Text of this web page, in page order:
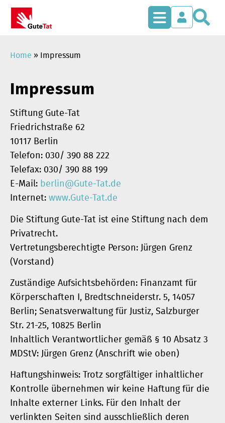
springen
Home » Impressum
Impressum
Stiftung Gute-Tat
Friedrichstraße 62
10117 Berlin
Telefon: 030/ 390 88 222
Telefax: 030/ 390 88 199
E-Mail: berlin@Gute-Tat.de
Internet: www.Gute-Tat.de
Die Stiftung Gute-Tat ist eine Stiftung nach dem
Privatrecht.
Vertretungsberechtigte Person: Jürgen Grenz
(Vorstand)
Zuständige Aufsichtsbehörden: Finanzamt für
Körperschaften I, Bredtschneiderstr. 5, 14057
Berlin; Senatsverwaltung für Justiz, Salzburger
Str. 21-25, 10825 Berlin
Inhaltlich Verantwortlicher gemäß § 10 Absatz 3
MDStV: Jürgen Grenz (Anschrift wie oben)
Haftungshinweis: Trotz sorgfältiger inhaltlicher
Kontrolle übernehmen wir keine Haftung für die
Inhalte externer Links. Für den Inhalt der
verlinkten Seiten sind ausschließlich deren